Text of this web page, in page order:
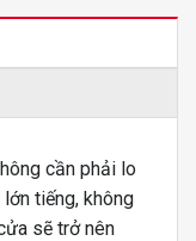
cần phải lo
tiếng, không
sẽ trở nên